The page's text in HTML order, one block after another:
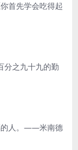
首先学会吃得起
之九十九的勤
人。——米南德